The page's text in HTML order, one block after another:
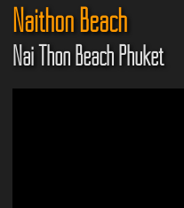
Naithon Beach
Nai Thon Beach Phuket